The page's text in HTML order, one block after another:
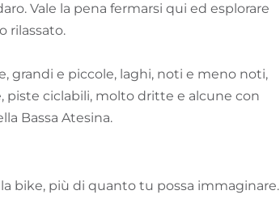
Vale la pena fermarsi qui ed esplorare
rilassato.
grandi e piccole, laghi, noti e meno noti,
piste ciclabili, molto dritte e alcune con
Bassa Atesina.
bike, più di quanto tu possa immaginare.